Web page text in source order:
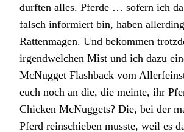
durften alles. Pferde … sofern ich
falsch informiert bin, haben
Rattenmagen. Und bekommen
irgendwelchen Mist und ich dazu
McNugget Flashback vom
euch noch an die, die meinte, ihr
Chicken McNuggets? Die, bei der
Pferd reinschieben musste, weil es